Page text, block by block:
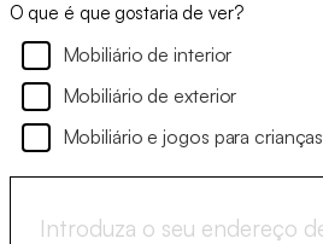
O que é que gostaria de ver?
Mobiliário de interior
Mobiliário de exterior
Mobiliário e jogos para crianças